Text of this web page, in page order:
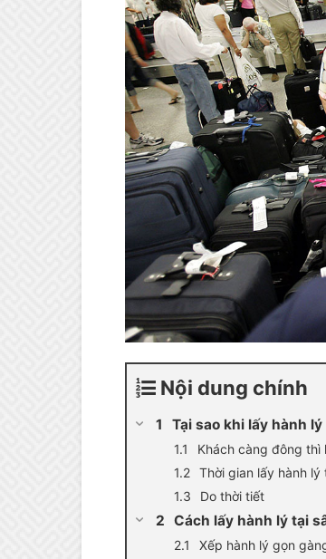
Nội dung chính
Tại sao khi lấy hành
Khách càng đông thì
Thời gian lấy hành
Do thời tiết
Cách lấy hành lý tại
Xếp hành lý gọn